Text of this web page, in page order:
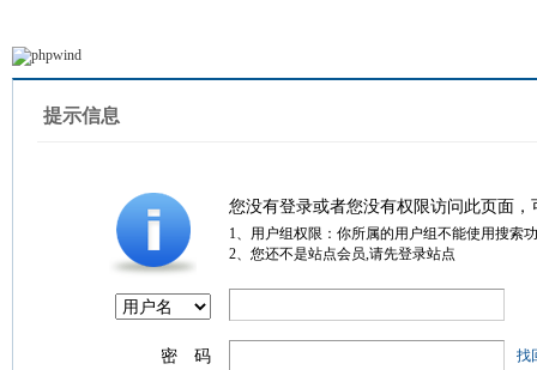
提示信息
您没有登录或者您没有权限访问此页面
1、用户组权限：你所属的用户组不能使用搜索
2、您还不是站点会员,请先登录站点
密 码 找